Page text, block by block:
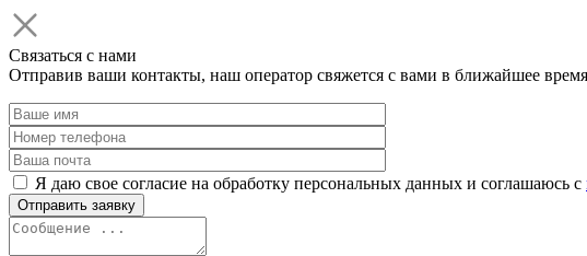
Связаться с нами
Отправив ваши контакты, наш оператор свяжется с вами в ближайшее
Я даю свое согласие на обработку персональных данных и соглашаюсь с